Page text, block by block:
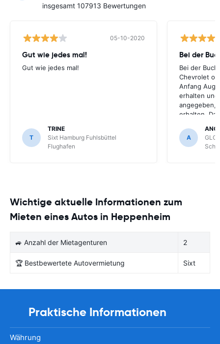
insgesamt 107913 Bewertungen
05-10-2020
Gut wie jedes mal!
Gut wie jedes mal!
T
TRINE
Sixt Hamburg Fuhlsbüttel
Flughafen
Bei der
Bei der
Chevrolet
Anfang
erhalten
angegeben,
erhalten.
optimal,
Schönefeld
A
Wichtige aktuelle Informationen zum
Mieten eines Autos in Heppenheim
🚙 Anzahl der Mietagenturen 2
🏆 Bestbewertete Autovermietung Sixt
Praktische Informationen
Währung